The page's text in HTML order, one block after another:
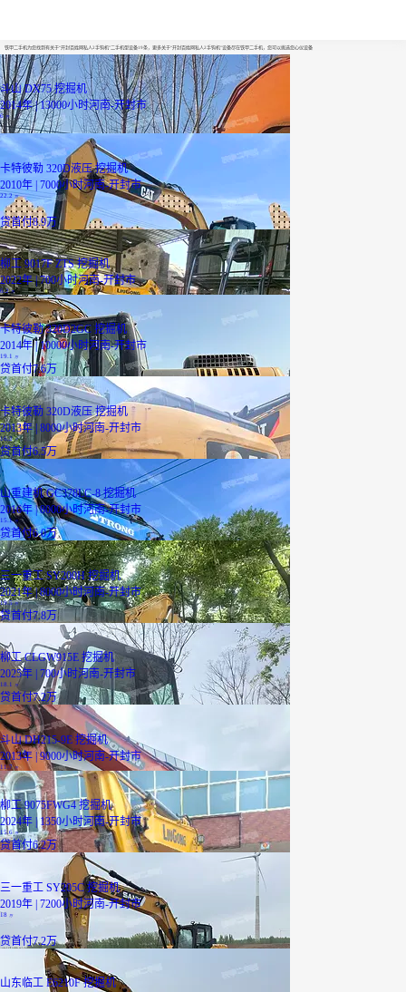
铁甲二手机为您找到有关于“开封百姓网私人2手钩机”二手机型设备19条，更多关于“开封百姓网私人2手钩机”设备尽在铁甲二手机，您可以挑选您心仪设备
斗山 DX75 挖掘机
2014年 | 13000小时河南-开封市
6 万
卡特彼勒 320D液压 挖掘机
2010年 | 7000小时河南-开封市
22.2万
贷首付8.9万
柳工 9017F ZTS 挖掘机
2022年 | 700小时河南-开封市
6.2万
卡特彼勒 320D2GC 挖掘机
2014年 | 10000小时河南-开封市
19.1 万
贷首付7.6万
卡特彼勒 320D液压 挖掘机
2013年 | 8000小时河南-开封市
16.2万
贷首付6.5万
山重建机 GC378LC-8 挖掘机
2016年 | 8000小时河南-开封市
15.1万
贷首付6.0万
三一重工 SY200H 挖掘机
2021年 | 8000小时河南-开封市
19.5万
贷首付7.8万
柳工 CLGW915E 挖掘机
2025年 | 700小时河南-开封市
18.1 万
贷首付7.2万
斗山 DH215-9E 挖掘机
2013年 | 9000小时河南-开封市
11.7万
柳工 9075FWG4 挖掘机
2024年 | 1350小时河南-开封市
15.6 万
贷首付6.2万
三一重工 SY205C 挖掘机
2019年 | 7200小时河南-开封市
18
贷首付7.2万
山东临工 E6210F 挖掘机